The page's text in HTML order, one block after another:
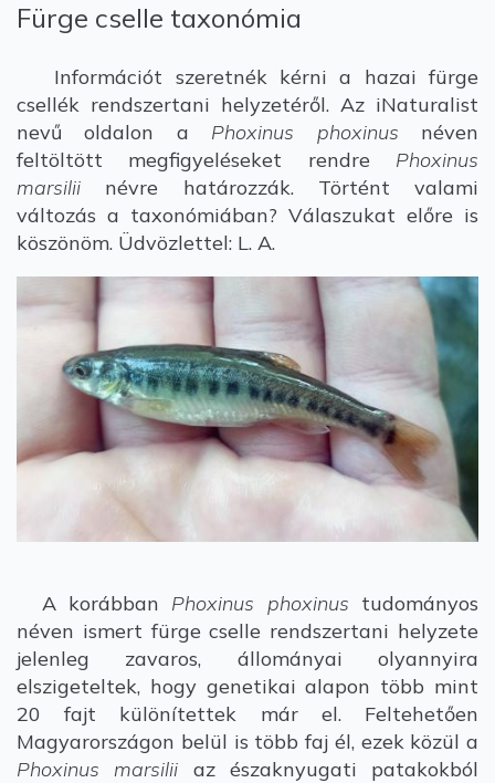
Fürge cselle taxonómia
Információt szeretnék kérni a hazai fürge
csellék rendszertani helyzetéről. Az iNaturalist
nevű oldalon a Phoxinus phoxinus néven
feltöltött megfigyeléseket rendre Phoxinus
marsilii névre határozzák. Történt valami
változás a taxonómiában? Válaszukat előre is
köszönöm. Üdvözlettel: L. A.
A korábban Phoxinus phoxinus tudományos
néven ismert fürge cselle rendszertani helyzete
jelenleg zavaros, állományai olyannyira
elszigeteltek, hogy genetikai alapon több mint
20 fajt különítettek már el. Feltehetően
Magyarországon belül is több faj él, ezek közül a
Phoxinus marsilii az északnyugati patakokból